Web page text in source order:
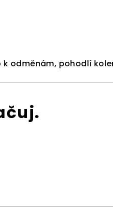
odměnám, pohodlí